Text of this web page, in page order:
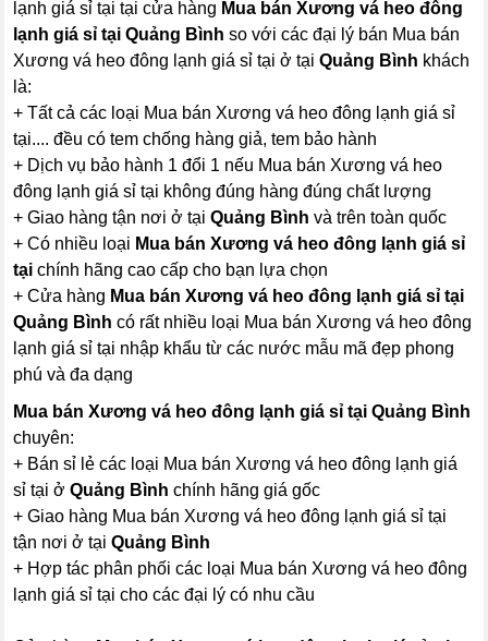
lạnh giá sỉ tại tại cửa hàng Mua bán Xương vá heo đông
lạnh giá sỉ tại Quảng Bình so với các đại lý bán Mua bán
Xương vá heo đông lạnh giá sỉ tại ở tạiQuảng Bình khách
là:
+ Tất cả các loại Mua bán Xương vá heo đông lạnh giá sỉ
tại.... đều có tem chống hàng giả, tem bảo hành
+ Dịch vụ bảo hành 1 đổi 1 nếu Mua bán Xương vá heo
đông lạnh giá sỉ tại không đúng hàng đúng chất lượng
+ Giao hàng tận nơi ở tạiQuảng Bình và trên toàn quốc
+ Có nhiều loại Mua bán Xương vá heo đông lạnh giá sỉ
tại chính hãng cao cấp cho bạn lựa chọn
+ Cửa hàng Mua bán Xương vá heo đông lạnh giá sỉ tại
Quảng Bình có rất nhiều loại Mua bán Xương vá heo đông
lạnh giá sỉ tại nhập khẩu từ các nước mẫu mã đẹp phong
phú và đa dạng
Mua bán Xương vá heo đông lạnh giá sỉ tại Quảng Bình
chuyên:
+ Bán sỉ lẻ các loại Mua bán Xương vá heo đông lạnh giá
sỉ tại ởQuảng Bình chính hãng giá gốc
+ Giao hàng Mua bán Xương vá heo đông lạnh giá sỉ tại
tận nơi ở tạiQuảng Bình
+ Hợp tác phân phối các loại Mua bán Xương vá heo đông
lạnh giá sỉ tại cho các đại lý có nhu cầu